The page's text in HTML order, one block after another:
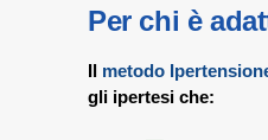
Per chi è
Il metodo
gli ipertesi che: